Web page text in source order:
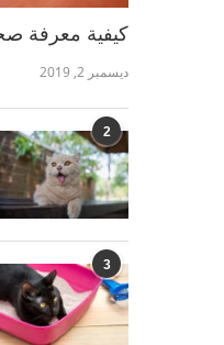
كيفية معرفة
ديسمبر 2, 2019
2
3